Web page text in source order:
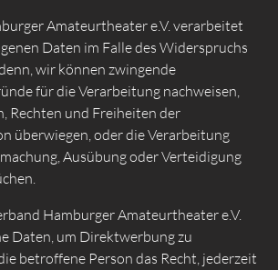
Amateurtheater e.V. verarbeitet
Daten im Falle des Widerspruchs
wir können zwingende
für die Verarbeitung nachweisen,
Rechten und Freiheiten der
überwiegen, oder die Verarbeitung
Ausübung oder Verteidigung
Hamburger Amateurtheater e.V.
Daten, um Direktwerbung zu
betroffene Person das Recht, jederzeit